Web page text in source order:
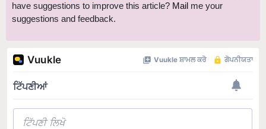
have suggestions to improve this article? Mail me your
suggestions and feedback.